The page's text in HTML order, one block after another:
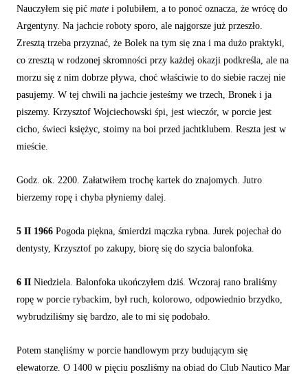
Nauczyłem się pić mate i polubiłem, a to ponoć oznacza, że wrócę do
Argentyny. Na jachcie roboty sporo, ale najgorsze już przeszło.
Zresztą trzeba przyznać, że Bolek na tym się zna i ma dużo praktyki,
co zresztą w rodzonej skromności przy każdej okazji podkreśla, ale na
morzu się z nim dobrze pływa, choć właściwie to do siebie raczej nie
pasujemy. W tej chwili na jachcie jesteśmy we trzech, Bronek i ja
piszemy. Krzysztof Wojciechowski śpi, jest wieczór, w porcie jest
cicho, świeci księżyc, stoimy na boi przed jachtklubem. Reszta jest w
mieście.
Godz. ok. 2200. Załatwiłem trochę kartek do znajomych. Jutro
bierzemy ropę i chyba płyniemy dalej.
5 II 1966 Pogoda piękna, śmierdzi mączka rybna. Jurek pojechał do
dentysty, Krzysztof po zakupy, biorę się do szycia balonfoka.
6 II Niedziela. Balonfoka ukończyłem dziś. Wczoraj rano braliśmy
ropę w porcie rybackim, był ruch, kolorowo, odpowiednio brzydko,
wybrudziliśmy się bardzo, ale to mi się podobało.
Potem stanęliśmy w porcie handlowym przy budującym się
elewatorze. O 1400 w pięciu poszliśmy na obiad do Club Nautico Mar